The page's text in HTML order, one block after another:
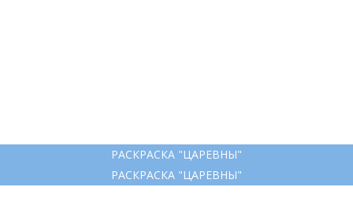
РАСКРАСКА "ЦАРЕВНЫ"
РАСКРАСКА "ЦАРЕВНЫ"